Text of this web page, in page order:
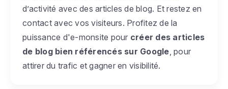
d’activité avec des articles de blog. Et restez en
contact avec vos visiteurs. Profitez de la
puissance d'e-monsite pour créer des articles
de blog bien référencés sur Google , pour
attirer du trafic et gagner en visibilité.